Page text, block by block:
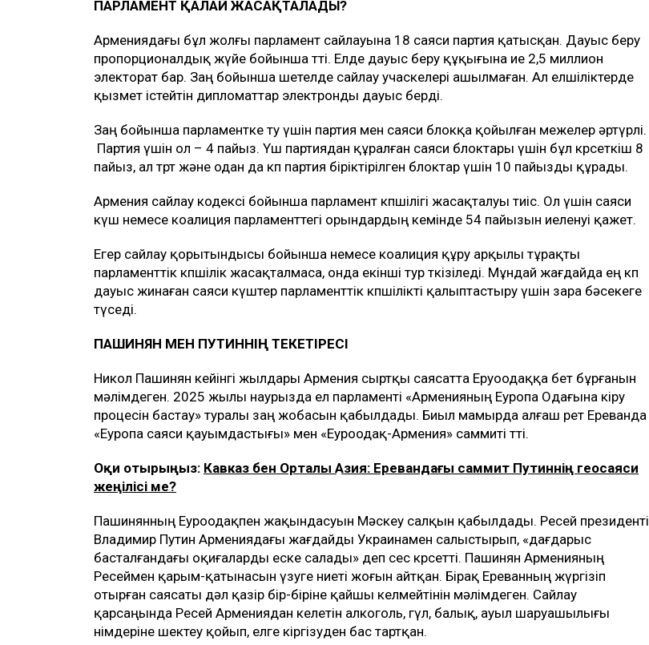
ПАРЛАМЕНТ ҚАЛАЙ ЖАСАҚТАЛАДЫ?
Армениядағы бұл жолғы парламент сайлауына 18 саяси партия қатысқан. Дауыс беру
пропорционалдық жүйе бойынша өтті. Елде дауыс беру құқығына ие 2,5 миллион
электорат бар. Заң бойынша шетелде сайлау учаскелері ашылмаған. Ал елшіліктерде
қызмет істейтін дипломаттар электронды дауыс берді.
Заң бойынша парламентке өту үшін партия мен саяси блокқа қойылған межелер әртүрлі.
Партия үшін ол – 4 пайыз. Үш партиядан құралған саяси блоктары үшін бұл көрсеткіш 8
пайыз, ал төрт және одан да көп партия біріктірілген блоктар үшін 10 пайызды құрады.
Армения сайлау кодексі бойынша парламент көпшілігі жасақталуы тиіс. Ол үшін саяси
күш немесе коалиция парламенттегі орындардың кемінде 54 пайызын иеленуі қажет.
Егер сайлау қорытындысы бойынша немесе коалиция құру арқылы тұрақты
парламенттік көпшілік жасақталмаса, онда екінші тур өткізіледі. Мұндай жағдайда ең көп
дауыс жинаған саяси күштер парламенттік көпшілікті қалыптастыру үшін өзара бәсекеге
түседі.
ПАШИНЯН МЕН ПУТИННІҢ ТЕКЕТІРЕСІ
Никол Пашинян кейінгі жылдары Армения сыртқы саясатта Еруоодаққа бет бұрғанын
мәлімдеген. 2025 жылы наурызда ел парламенті «Арменияның Еуропа Одағына кіру
процесін бастау» туралы заң жобасын қабылдады. Биыл мамырда алғаш рет Ереванда
«Еуропа саяси қауымдастығы» мен «Еуроодақ-Армения» саммиті өтті.
Оқи отырыңыз: Кавказ бен Орталық Азия: Еревандағы саммит Путиннің геосаяси
жеңілісі ме?
Пашинянның Еуроодақпен жақындасуын Мәскеу салқын қабылдады. Ресей президенті
Владимир Путин Армениядағы жағдайды Украинамен салыстырып, «дағдарыс
басталғандағы оқиғаларды еске салады» деп сес көрсетті. Пашинян Арменияның
Ресеймен қарым-қатынасын үзуге ниеті жоғын айтқан. Бірақ Ереванның жүргізіп
отырған саясаты дәл қазір бір-біріне қайшы келмейтінін мәлімдеген. Сайлау
қарсаңында Ресей Армениядан келетін алкоголь, гүл, балық, ауыл шаруашылығы
өнімдеріне шектеу қойып, елге кіргізуден бас тартқан.